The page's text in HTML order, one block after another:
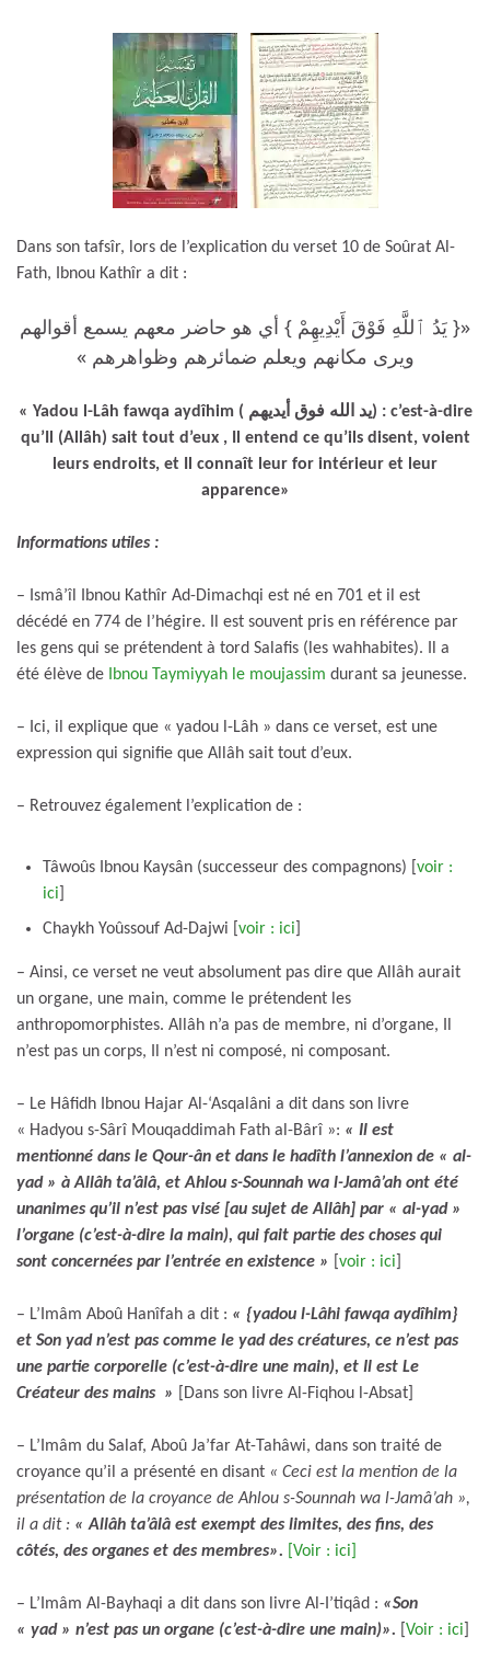
Dans son tafsîr, lors de l’explication du verset 10 de Soûrat Al-
Fath, Ibnou Kathîr a dit :
«{ يَدُ ٱللَّهِ فَوْقَ أَيْدِيهِمْ } أي هو حاضر معهم يسمع أقوالهم
ويرى مكانهم ويعلم ضمائرهم وظواهرهم »
« Yadou l-Lâh fawqa aydîhim ( يد الله فوق أيديهم) : c’est-à-dire
qu’Il (Allâh) sait tout d’eux , Il entend ce qu’ils disent, voient
leurs endroits, et Il connaît leur for intérieur et leur
apparence»
Informations utiles :
– Ismâ’îl Ibnou Kathîr Ad-Dimachqi est né en 701 et il est
décédé en 774 de l’hégire. Il est souvent pris en référence par
les gens qui se prétendent à tord Salafis (les wahhabites). Il a
été élève de
Ibnou Taymiyyah le moujassim durant sa jeunesse.
– Ici, il explique que « yadou l-Lâh » dans ce verset, est une
expression qui signifie que Allâh sait tout d’eux.
– Retrouvez également l’explication de :
Tâwoûs Ibnou Kaysân (successeur des compagnons) [ voir :
ici
Chaykh Yoûssouf Ad-Dajwi [ voir : ici
– Ainsi, ce verset ne veut absolument pas dire que Allâh aurait
un organe, une main, comme le prétendent les
anthropomorphistes. Allâh n’a pas de membre, ni d’organe, Il
n’est pas un corps, Il n’est ni composé, ni composant.
– Le Hâfidh Ibnou Hajar Al-‘Asqalâni a dit dans son livre
« Hadyou s-Sârî Mouqaddimah Fath al-Bârî »: « Il est
mentionné dans le Qour-ân et dans le hadîth l’annexion de « al-
yad » à Allâh ta’âlâ, et Ahlou s-Sounnah wa l-Jamâ’ah ont été
unanimes qu’il n’est pas visé [au sujet de Allâh] par « al-yad »
l’organe (c’est-à-dire la main), qui fait partie des choses qui
sont concernées par l’entrée en existence »
voir : ici
– L’Imâm Aboû Hanîfah a dit : « {yadou l-Lâhi fawqa aydîhim}
et Son yad n’est pas comme le yad des créatures, ce n’est pas
une partie corporelle (c’est-à-dire une main), et Il est Le
Créateur des mains »
[Dans son livre Al-Fiqhou l-Absat]
– L’Imâm du Salaf, Aboû Ja’far At-Tahâwi, dans son traité de
croyance qu’il a présenté en disant « Ceci est la mention de la
présentation de la croyance de Ahlou s-Sounnah wa l-Jamâ’ah »,
il a dit : « Allâh ta’âlâ est exempt des limites, des fins, des
côtés, des organes et des membres». [Voir : ici]
– L’Imâm Al-Bayhaqi a dit dans son livre Al-I’tiqâd : «Son
« yad » n’est pas un organe (c’est-à-dire une main)».
Voir : ici